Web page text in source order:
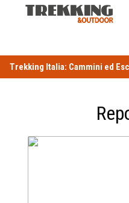
Trekking Italia: Cammini ed